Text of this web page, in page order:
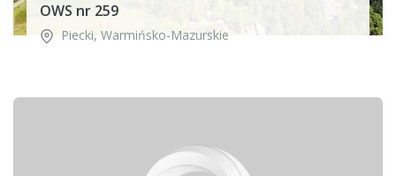
OWS nr 259
Piecki, Warmińsko-Mazurskie